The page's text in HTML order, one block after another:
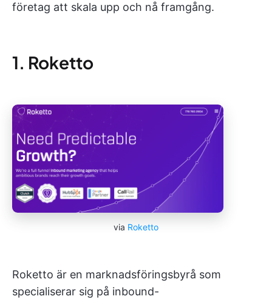
företag att skala upp och nå framgång.
1. Roketto
via Roketto
Roketto är en marknadsföringsbyrå som
specialiserar sig på inbound-